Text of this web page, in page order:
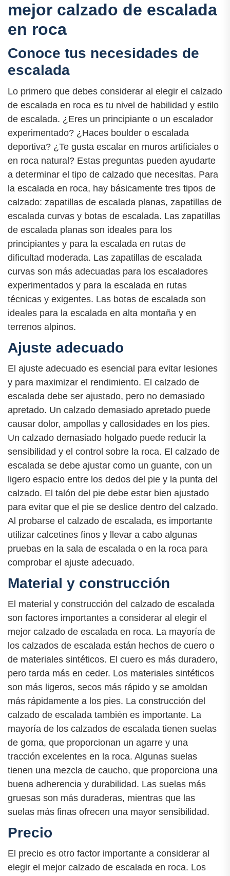
mejor calzado de escalada
en roca
Conoce tus necesidades de
escalada
Lo primero que debes considerar al elegir el calzado
de escalada en roca es tu nivel de habilidad y estilo
de escalada. ¿Eres un principiante o un escalador
experimentado? ¿Haces boulder o escalada
deportiva? ¿Te gusta escalar en muros artificiales o
en roca natural? Estas preguntas pueden ayudarte
a determinar el tipo de calzado que necesitas. Para
la escalada en roca, hay básicamente tres tipos de
calzado: zapatillas de escalada planas, zapatillas de
escalada curvas y botas de escalada. Las zapatillas
de escalada planas son ideales para los
principiantes y para la escalada en rutas de
dificultad moderada. Las zapatillas de escalada
curvas son más adecuadas para los escaladores
experimentados y para la escalada en rutas
técnicas y exigentes. Las botas de escalada son
ideales para la escalada en alta montaña y en
terrenos alpinos.
Ajuste adecuado
El ajuste adecuado es esencial para evitar lesiones
y para maximizar el rendimiento. El calzado de
escalada debe ser ajustado, pero no demasiado
apretado. Un calzado demasiado apretado puede
causar dolor, ampollas y callosidades en los pies.
Un calzado demasiado holgado puede reducir la
sensibilidad y el control sobre la roca. El calzado de
escalada se debe ajustar como un guante, con un
ligero espacio entre los dedos del pie y la punta del
calzado. El talón del pie debe estar bien ajustado
para evitar que el pie se deslice dentro del calzado.
Al probarse el calzado de escalada, es importante
utilizar calcetines finos y llevar a cabo algunas
pruebas en la sala de escalada o en la roca para
comprobar el ajuste adecuado.
Material y construcción
El material y construcción del calzado de escalada
son factores importantes a considerar al elegir el
mejor calzado de escalada en roca. La mayoría de
los calzados de escalada están hechos de cuero o
de materiales sintéticos. El cuero es más duradero,
pero tarda más en ceder. Los materiales sintéticos
son más ligeros, secos más rápido y se amoldan
más rápidamente a los pies. La construcción del
calzado de escalada también es importante. La
mayoría de los calzados de escalada tienen suelas
de goma, que proporcionan un agarre y una
tracción excelentes en la roca. Algunas suelas
tienen una mezcla de caucho, que proporciona una
buena adherencia y durabilidad. Las suelas más
gruesas son más duraderas, mientras que las
suelas más finas ofrecen una mayor sensibilidad.
Precio
El precio es otro factor importante a considerar al
elegir el mejor calzado de escalada en roca. Los